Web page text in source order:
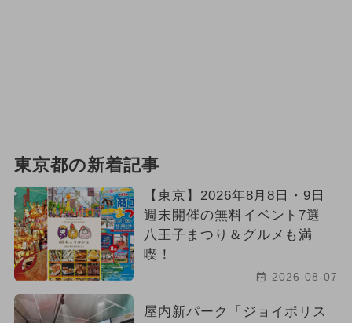
東京都の新着記事
【東京】2026年8月8日・9日
週末開催の無料イベント7選
八王子まつり＆グルメも満
喫！
2026-08-07
屋内新パーク「ジョイポリス